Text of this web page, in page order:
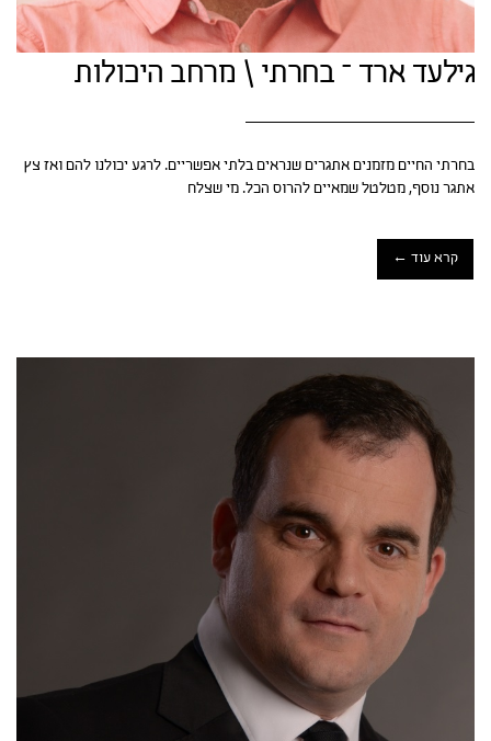
גילעד ארד – בחרתי \ מרחב היכולות
בחרתי החיים מזמנים אתגרים שנראים בלתי אפשריים. לרגע יכולנו להם ואז צץ
אתגר נוסף, מטלטל שמאיים להרוס הכל. מי שצלח
קרא עוד ←